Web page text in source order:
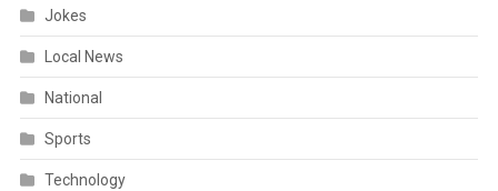
Jokes
Local News
National
Sports
Technology